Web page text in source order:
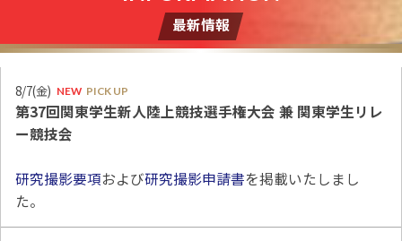
最新情報
8/7(金) NEW PICK UP
第37回関東学生新人陸上競技選手権大会 兼 関東学生リレ
ー競技会
研究撮影要項および研究撮影申請書を掲載いたしまし
た。